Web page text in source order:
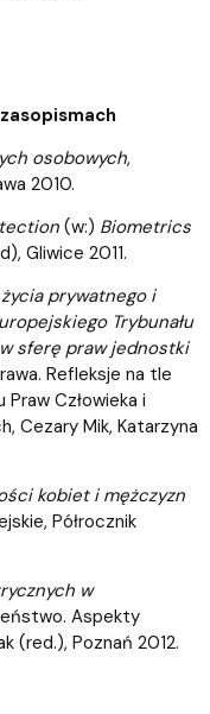
osobowych,
2010.
(w:) Biometrics
Gliwice 2011.
prywatnego i
Trybunału
sferę praw jednostki
Refleksje na tle
Człowieka i
Cezary Mik, Katarzyna
kobiet i mężczyzn
Półrocznik
w
Aspekty
(red.), Poznań 2012.